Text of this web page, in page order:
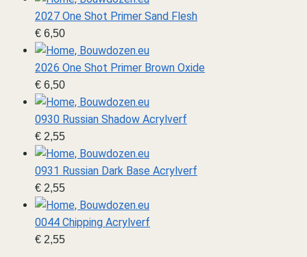
2027 One Shot Primer Sand Flesh
€ 6,50
2026 One Shot Primer Brown Oxide
€ 6,50
0930 Russian Shadow Acrylverf
€ 2,55
0931 Russian Dark Base Acrylverf
€ 2,55
0044 Chipping Acrylverf
€ 2,55